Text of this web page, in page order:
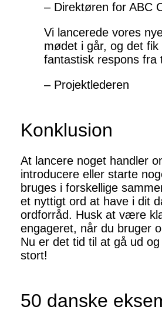
– Direktøren for ABC
Vi lancerede vores
mødet i går, og det fik
fantastisk respons fra
– Projektlederen
Konklusion
At lancere noget handler
introducere eller starte
bruges i forskellige
et nyttigt ord at have i dit
ordforråd. Husk at være
engageret, når du bruger
Nu er det tid til at gå ud
stort!
50 danske